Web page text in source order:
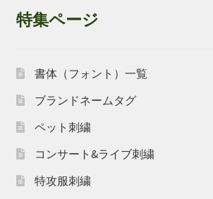
特集ページ
書体（フォント）一覧
ブランドネームタグ
ペット刺繍
コンサート&ライブ刺繍
特攻服刺繍